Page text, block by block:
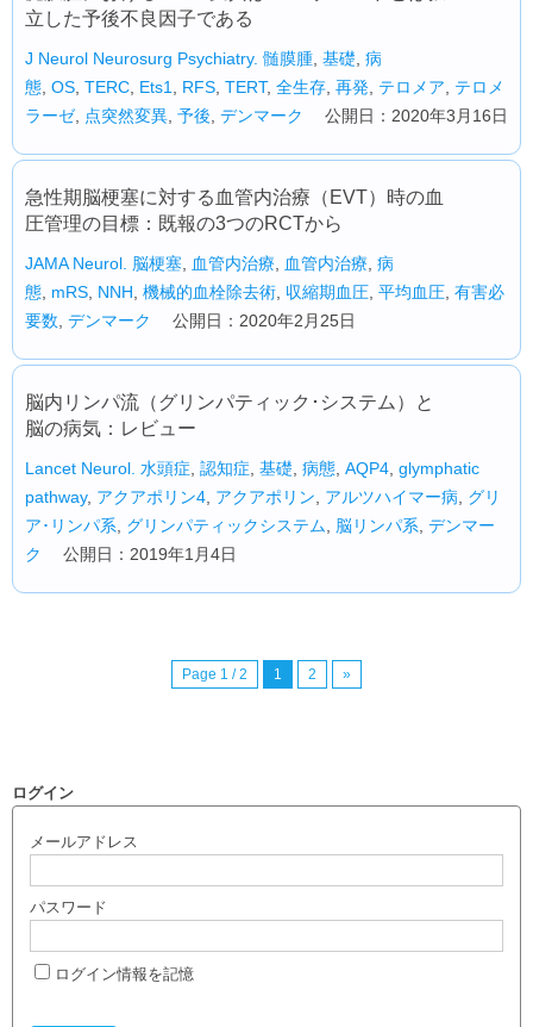
立した予後不良因子である
J Neurol Neurosurg Psychiatry. 髄膜腫 基礎 病
態 OS TERC Ets1 RFS TERT, 全生存 再発 テロメア
テロメ
ラーゼ, 点突然変異 予後 デンマーク 公開日：2020年3月16日
急性期脳梗塞に対する血管内治療（EVT）時の血
圧管理の目標：既報の3つのRCTから
JAMA Neurol. 脳梗塞 血管内治療 血管内治療 病
態 mRS NNH 機械的血栓除去術 収縮期血圧 平均血圧 有害必
要数 デンマーク 公開日：2020年2月25日
脳内リンパ流（グリンパティック･システム）と
脳の病気：レビュー
Lancet Neurol. 水頭症 認知症 基礎 病態 AQP4 glymphatic
pathway, アクアポリン4 アクアポリン アルツハイマー病
グリ
ア･リンパ系
グリンパティックシステム 脳リンパ系 デンマー
ク
公開日：2019年1月4日
Page 1 / 2 1 2 »
ログイン
メールアドレス
パスワード
ログイン情報を記憶